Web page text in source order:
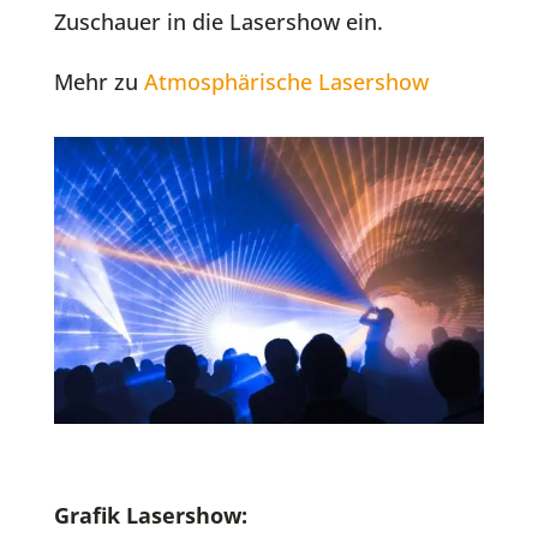
Zuschauer in die Lasershow ein.
Mehr zu Atmosphärische Lasershow
Grafik Lasershow: